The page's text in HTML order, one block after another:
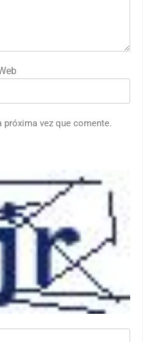
próxima vez que comente.